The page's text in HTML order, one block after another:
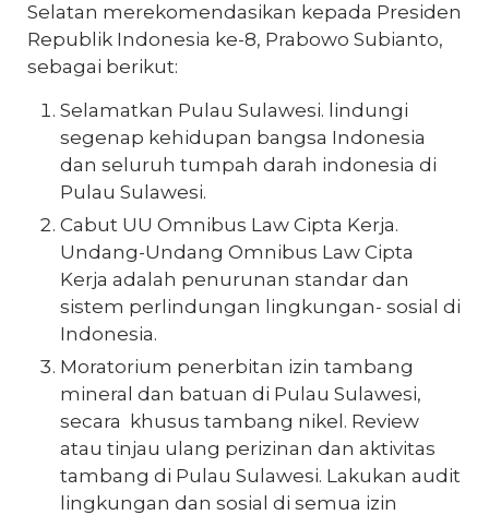
Selatan merekomendasikan kepada Presiden
Republik Indonesia ke-8, Prabowo Subianto,
sebagai berikut:
Selamatkan Pulau Sulawesi. lindungi
segenap kehidupan bangsa Indonesia
dan seluruh tumpah darah indonesia di
Pulau Sulawesi.
Cabut UU Omnibus Law Cipta Kerja.
Undang-Undang Omnibus Law Cipta
Kerja adalah penurunan standar dan
sistem perlindungan lingkungan- sosial di
Indonesia.
Moratorium penerbitan izin tambang
mineral dan batuan di Pulau Sulawesi,
secara khusus tambang nikel. Review
atau tinjau ulang perizinan dan aktivitas
tambang di Pulau Sulawesi. Lakukan audit
lingkungan dan sosial di semua izin